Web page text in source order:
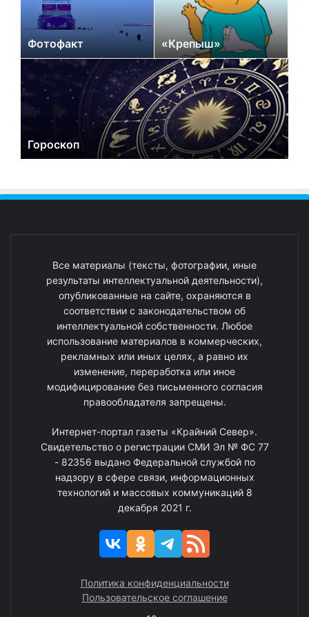
Фотофакт «Крепыш»
Гороскоп
Все материалы (тексты, фотографии, иные
результаты интеллектуальной деятельности),
опубликованные на сайте, охраняются в
соответствии с законодательством об
интеллектуальной собственности. Любое
использование материалов в коммерческих,
рекламных или иных целях, а равно их
изменение, переработка или иное
модифицирование без письменного согласия
правообладателя запрещены.
Интернет-портал газеты «Крайний Север».
Свидетельство о регистрации СМИ Эл № ФС 77
- 82356 выдано Федеральной службой по
надзору в сфере связи, информационных
технологий и массовых коммуникаций 8
декабря 2021 г.
Политика конфиденциальности
Пользовательское соглашение